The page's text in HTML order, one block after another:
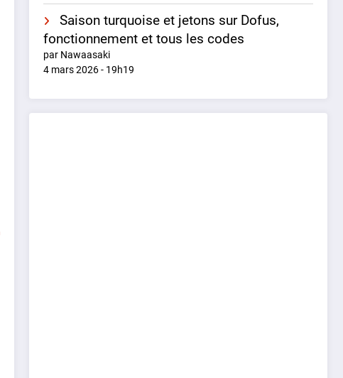
Saison turquoise et jetons sur Dofus,
fonctionnement et tous les codes
par Nawaasaki
4 mars 2026 - 19h19